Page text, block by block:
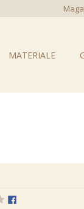
MATERIALE